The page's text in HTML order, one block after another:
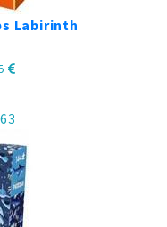
Labirinth